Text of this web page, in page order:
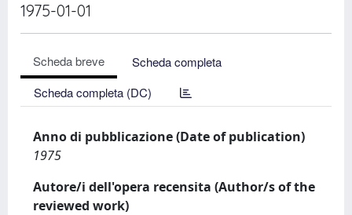
1975-01-01
Scheda breve
Scheda completa
Scheda completa (DC)
Anno di pubblicazione (Date of publication)
1975
Autore/i dell'opera recensita (Author/s of the
reviewed work)